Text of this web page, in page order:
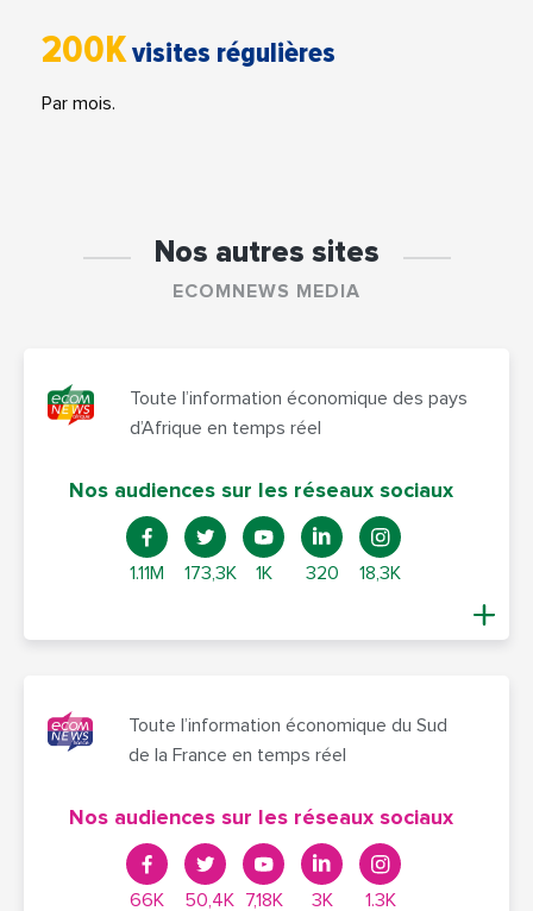
200Kvisites régulières
Par mois.
Nos autres sites
ECOMNEWS MEDIA
Toute l’information économique des pays
d’Afrique en temps réel
Nos audiences sur les réseaux sociaux
1.11M 173,3K 1K 320 18,3K
Toute l’information économique du Sud
de la France en temps réel
Nos audiences sur les réseaux sociaux
66K 50,4K 7,18K 3K 1.3K